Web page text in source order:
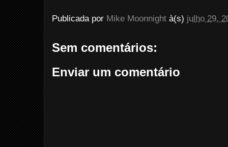
Publicada por Mike Moonnight à(s) julho 29,
Sem comentários:
Enviar um comentário